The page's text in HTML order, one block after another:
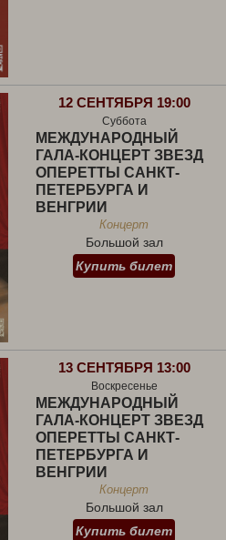
12 СЕНТЯБРЯ 19:00
Суббота
МЕЖДУНАРОДНЫЙ
ГАЛА-КОНЦЕРТ ЗВЕЗД
ОПЕРЕТТЫ САНКТ-
ПЕТЕРБУРГА И
ВЕНГРИИ
Концерт
Большой зал
Купить билет
13 СЕНТЯБРЯ 13:00
Воскресенье
МЕЖДУНАРОДНЫЙ
ГАЛА-КОНЦЕРТ ЗВЕЗД
ОПЕРЕТТЫ САНКТ-
ПЕТЕРБУРГА И
ВЕНГРИИ
Концерт
Большой зал
Купить билет